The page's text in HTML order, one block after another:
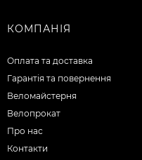
КОМПАНІЯ
Оплата та доставка
Гарантія та повернення
Веломайстерня
Велопрокат
Про нас
Контакти